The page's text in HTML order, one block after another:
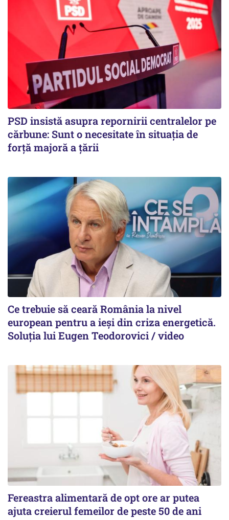
PSD insistă asupra repornirii centralelor pe
cărbune: Sunt o necesitate în situația de
forță majoră a țării
Ce trebuie să ceară România la nivel
european pentru a ieși din criza energetică.
Soluția lui Eugen Teodorovici / video
Fereastra alimentară de opt ore ar putea
ajuta creierul femeilor de peste 50 de ani